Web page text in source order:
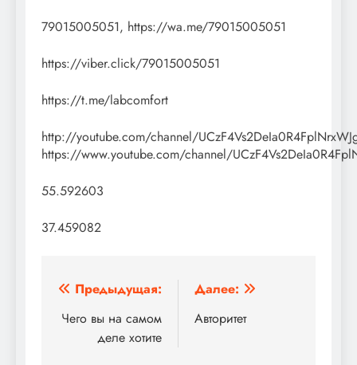
79015005051, https://wa.me/79015005051
https://viber.click/79015005051
https://t.me/labcomfort
http://youtube.com/channel/
https://www.youtube.com/channel/
55.592603
37.459082
Навигация
по
записям
Предыдущая:
Чего вы на самом
деле хотите
Далее:
Авторитет